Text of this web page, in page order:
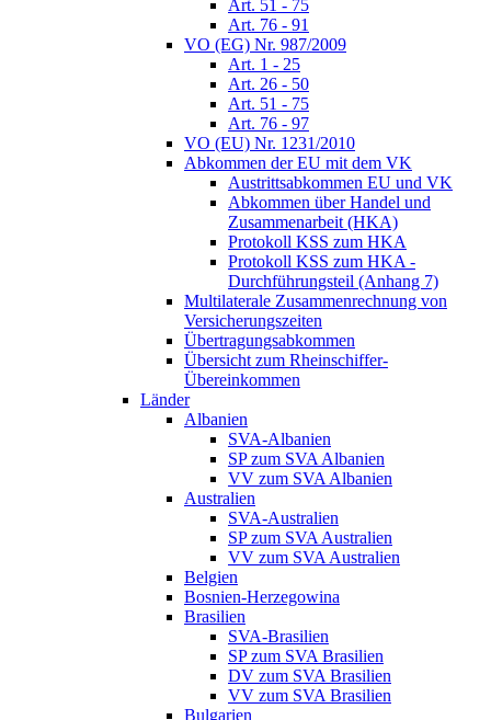
Art. 51 - 75
Art. 76 - 91
VO (EG) Nr. 987/2009
Art. 1 - 25
Art. 26 - 50
Art. 51 - 75
Art. 76 - 97
VO (EU) Nr. 1231/2010
Abkommen der EU mit dem VK
Austrittsabkommen EU und VK
Abkommen über Handel und
Zusammenarbeit (HKA)
Protokoll KSS zum HKA
Protokoll KSS zum HKA -
Durchführungsteil (Anhang 7)
Multilaterale Zusammenrechnung von
Versicherungszeiten
Übertragungsabkommen
Übersicht zum Rheinschiffer-
Übereinkommen
Länder
Albanien
SVA-Albanien
SP zum SVA Albanien
VV zum SVA Albanien
Australien
SVA-Australien
SP zum SVA Australien
VV zum SVA Australien
Belgien
Bosnien-Herzegowina
Brasilien
SVA-Brasilien
SP zum SVA Brasilien
DV zum SVA Brasilien
VV zum SVA Brasilien
Bulgarien